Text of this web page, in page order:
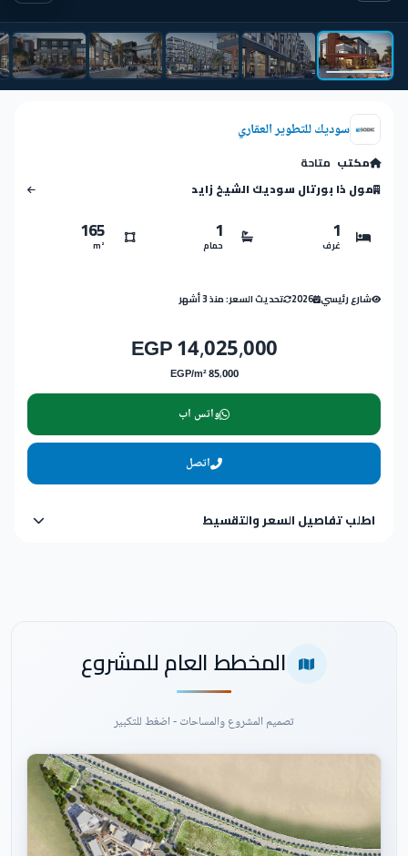
سوديك للتطوير العقاري
مكتب متاحة
مول ذا بورتال سوديك الشيخ زايد
1
غرف
1
حمام
165
m²
شارع رئيسي 2026 تحديث السعر: منذ 3 أشهر
14,025,000 EGP
85,000 EGP/m²
واتس اب
اتصل
اطلب تفاصيل السعر والتقسيط
المخطط العام للمشروع
تصميم المشروع والمساحات - اضغط للتكبير